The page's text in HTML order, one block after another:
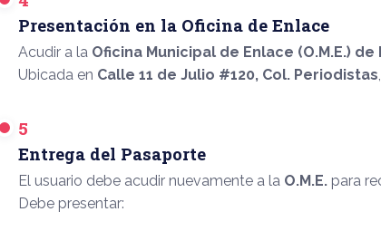
Presentación en la Oficina de Enlace
Acudir a la Oficina Municipal de Enlace (O.M.E.)
Ubicada en Calle 11 de Julio #120, Col. Periodistas
5
Entrega del Pasaporte
El usuario debe acudir nuevamente a la O.M.E. para
Debe presentar: